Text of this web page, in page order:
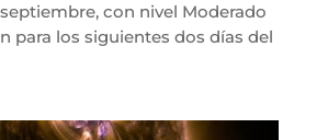
con nivel Moderado
para los siguientes dos días del